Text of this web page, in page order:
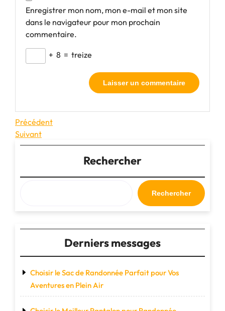
Enregistrer mon nom, mon e-mail et mon site
dans le navigateur pour mon prochain
commentaire.
+ 8 = treize
Navigation
de
Article
précédent
Précédent
Article
suivant
Suivant
Rechercher
Rechercher
Derniers messages
Choisir le Sac de Randonnée Parfait pour Vos
Aventures en Plein Air